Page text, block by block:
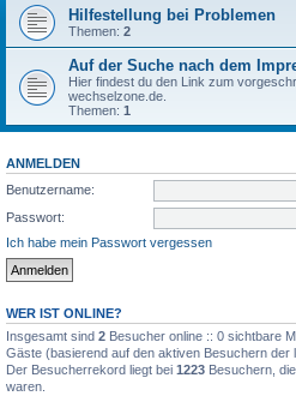
Hilfestellung bei Problemen
Themen: 2
Auf der Suche nach dem
Hier findest du den Link zum
wechselzone.de.
Themen: 1
ANMELDEN
Benutzername:
Passwort:
Ich habe mein Passwort vergessen
WER IST ONLINE?
Insgesamt sind 2 Besucher online :: 0 sichtbare
Gäste (basierend auf den aktiven Besuchern der
Der Besucherrekord liegt bei 1223 Besuchern,
waren.